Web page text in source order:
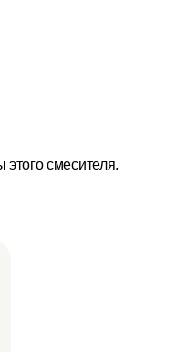
смесителя.